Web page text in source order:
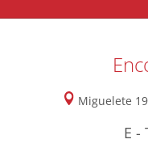
Miguelete
E -